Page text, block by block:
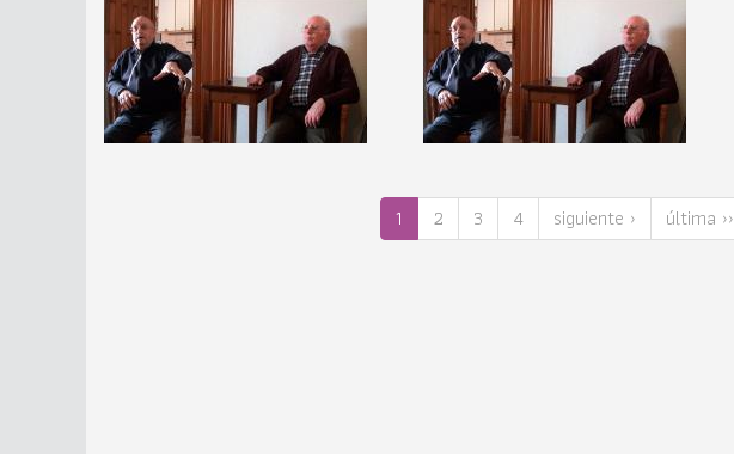
1 2 3 4 siguiente › última ››